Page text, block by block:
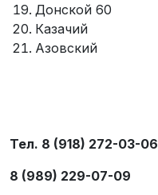
Донской 60
Казачий
Азовский
Тел. 8 (918) 272-03-06
8 (989) 229-07-09